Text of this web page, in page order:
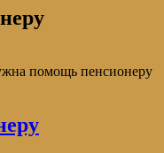
помощь пенсионеру